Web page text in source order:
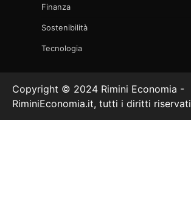
Finanza
Sostenibilità
Tecnologia
Copyright © 2024 Rimini Economia -
RiminiEconomia.it, tutti i diritti riservati